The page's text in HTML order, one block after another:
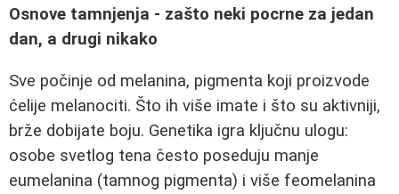
Osnove tamnjenja - zašto neki pocrne za jedan
dan, a drugi nikako
Sve počinje od melanina, pigmenta koji proizvode
ćelije melanociti. Što ih više imate i što su aktivniji,
brže dobijate boju. Genetika igra ključnu ulogu:
osobe svetlog tena često poseduju manje
eumelanina (tamnog pigmenta) i više feomelanina